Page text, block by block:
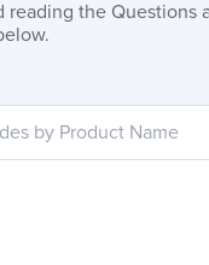
reading the Questions